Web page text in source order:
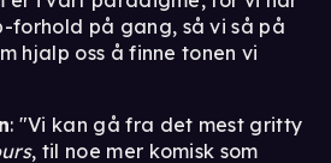
forhold på gang, så vi så på
hjalp oss å finne tonen vi
: "Vi kan gå fra det mest gritty
, til noe mer komisk som